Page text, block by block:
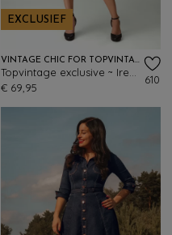
EXCLUSIEF
VINTAGE CHIC FOR TOPVINTAGE
€ 69,95
610